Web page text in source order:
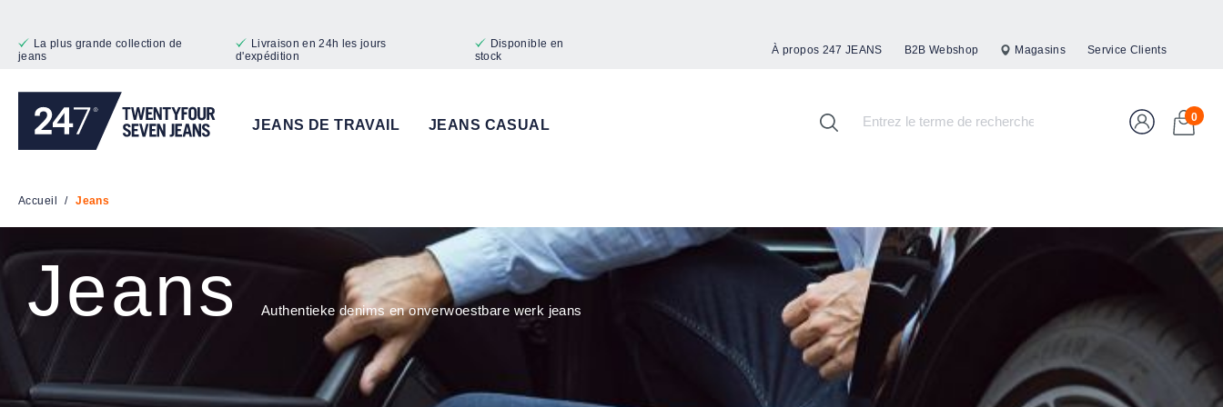
La plus grande collection de
jeans
Livraison en 24h les jours
d'expédition
Disponible en
stock
À propos 247 JEANS B2B Webshop Magasins Service Clients
JEANS DE TRAVAIL JEANS CASUAL
0
Accueil / Jeans
Jeans Authentieke denims en onverwoestbare werk jeans